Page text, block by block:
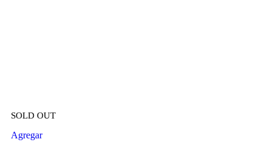
SOLD OUT
Agregar